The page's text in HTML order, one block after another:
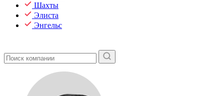
Шахты
Элиста
Энгельс